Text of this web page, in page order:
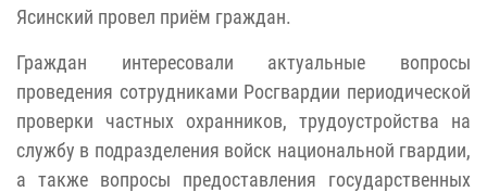
Ясинский провел приём граждан.
Граждан интересовали актуальные вопросы
проведения сотрудниками Росгвардии периодической
проверки частных охранников, трудоустройства на
службу в подразделения войск национальной гвардии,
а также вопросы предоставления государственных